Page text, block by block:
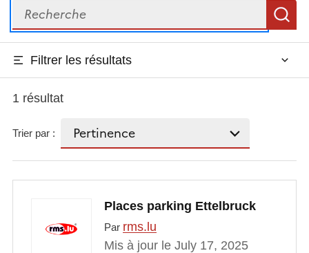
Recherche
Filtrer les résultats
1 résultat
Trier par :
Places parking Ettelbruck
Par rms.lu
Mis à jour le July 17, 2025